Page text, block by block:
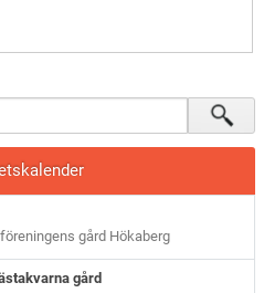
gård Hökaberg
gård